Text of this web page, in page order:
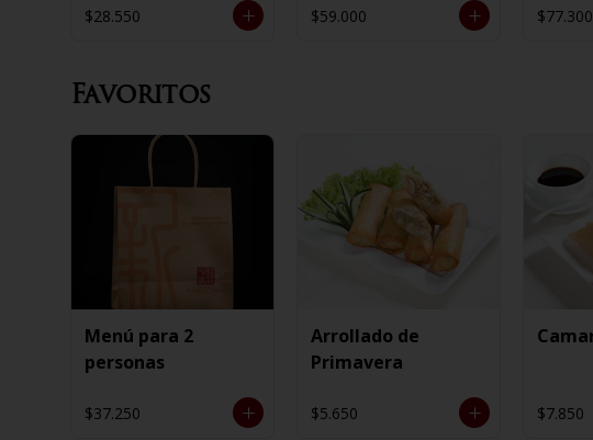
$28.550 $59.000 $77.300
Favoritos
Menú para 2
personas
$37.250
Arrollado de
Primavera
$5.650 $7.850